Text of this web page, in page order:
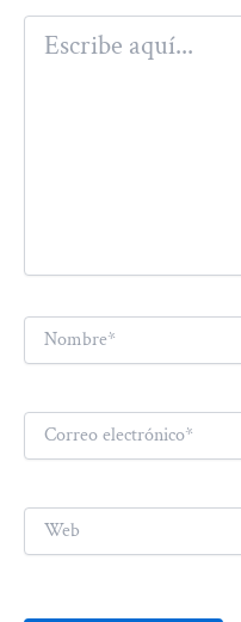
Escribe
aquí...
Nombre*
Correo
electrónico*
Web